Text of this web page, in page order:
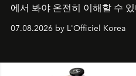
에서 봐야 온전히 이해할 수
07.08.2026 by L'Officiel Korea